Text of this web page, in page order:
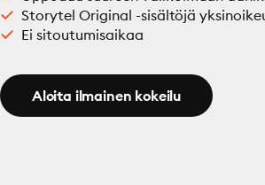
Storytel Original -sisältöjä
Ei sitoutumisaikaa
Aloita ilmainen kokeilu